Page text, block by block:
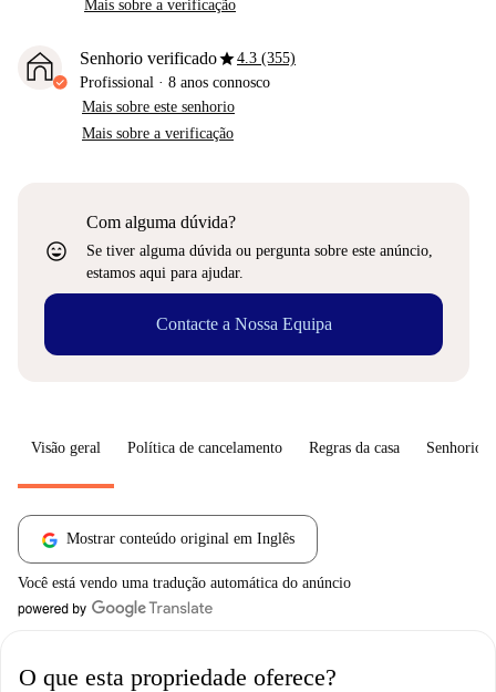
Mais sobre a verificação
Senhorio verificadostar4.3 (355)
Profissional · 8 anos connosco
Mais sobre este senhorio
Mais sobre a verificação
sentiment_very_satisfied
Com alguma dúvida?
Se tiver alguma dúvida ou pergunta sobre este anúncio,
estamos aqui para ajudar.
Contacte a Nossa Equipa
Visão geral Política de cancelamento Regras da casa Senhorio
Mostrar conteúdo original em Inglês
Você está vendo uma tradução automática do anúncio
O que esta propriedade oferece?